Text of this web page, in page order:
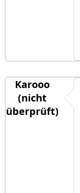
Karooo
(nicht
überprüft)